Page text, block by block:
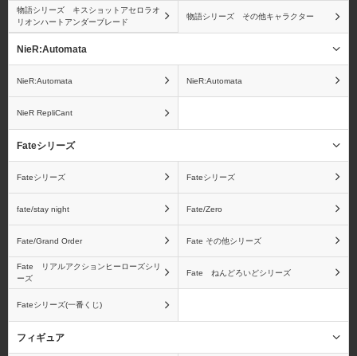
ワンピース ヴァリアブ
ルアクションヒーローズ
シリーズ
ワンピース ログコレク
ワンピース フィギュア
ーツZEROシリーズ
ベジータ フリーザ
ピッコロ
物語シリーズ キスショットアセロラオ
リオンハートアンダーブレード
物語シリーズ その他キャラクター
NieR:Automata
NieR:Automata NieR:Automata
NieR RepliCant
Fateシリーズ
Fateシリーズ Fateシリーズ
fate/stay night Fate/Zero
Fate/Grand Order Fate その他シリーズ
Fate リアルアクションヒーローズシリ
ーズ
Fate ねんどろいどシリーズ
Fateシリーズ(一番くじ)
フィギュア